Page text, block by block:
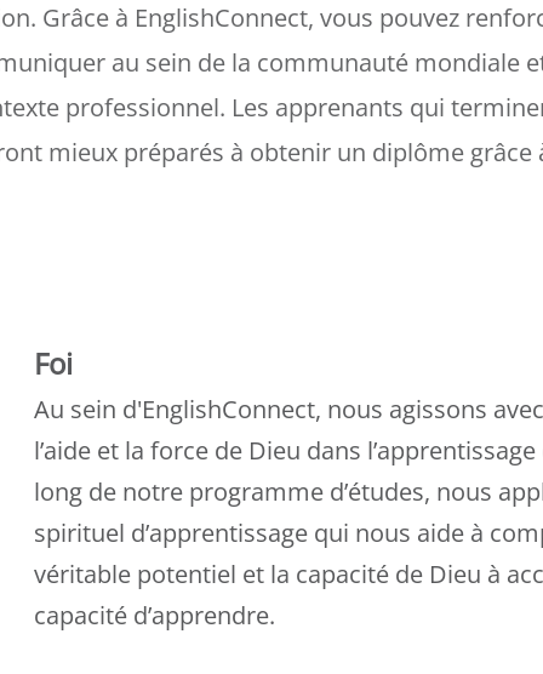
Grâce à EnglishConnect, vous pouvez
au sein de la communauté mondiale
professionnel. Les apprenants qui
mieux préparés à obtenir un diplôme grâce
Foi
Au sein d'EnglishConnect, nous agissons
l’aide et la force de Dieu dans
long de notre programme d’études, nous
spirituel d’apprentissage qui nous aide à
véritable potentiel et la capacité de Dieu à
capacité d’apprendre.